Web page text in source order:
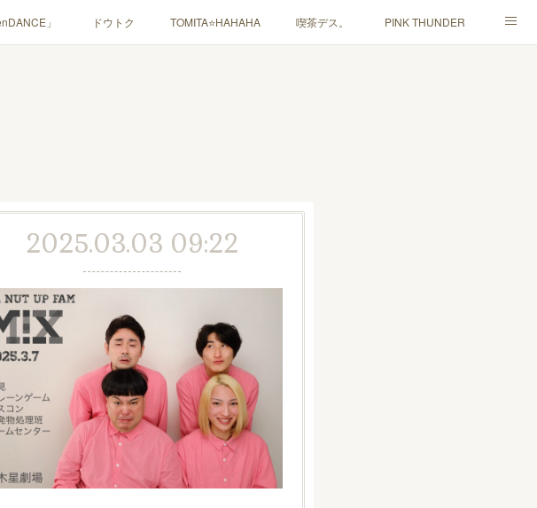
」 ドウトク TOMITA⭐️HAHAHA 喫茶デス。 PINK THUNDER
2025.03.03 09:22